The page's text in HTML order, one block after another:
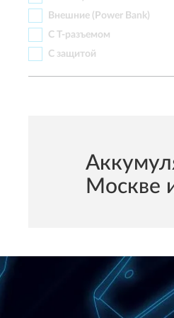
Внешние (Power Bank)
С Т-разъемом
С защитой
Москве